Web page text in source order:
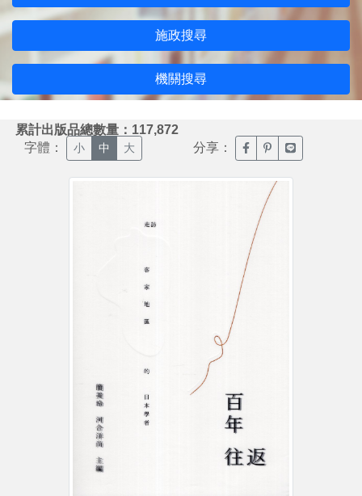
施政搜尋
機關搜尋
累計出版品總數量：117,872
字體： 小 中 大 分享： 臉書分享(另開新視窗)
噗浪分享(另開新
Line分享(另